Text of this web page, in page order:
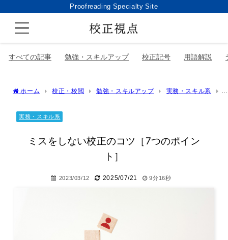
Proofreading Specialty Site
すべての記事 勉強・スキルアップ 校正記号 用語解説
ホーム 校正・校閲 勉強・スキルアップ
実務・スキル系
実務・スキル系
ミスをしない校正のコツ［7つのポイン
ト］
2023/03/12 2025/07/21 9分16秒